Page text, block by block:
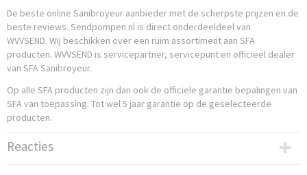
De beste online Sanibroyeur aanbieder met de scherpste prijzen en de
beste reviews. Sendpompen.nl is direct onderdeeldeel van
WVVSEND. Wij beschikken over een ruim assortiment aan SFA
producten. WVVSEND is servicepartner, servicepunt en officieel dealer
van SFA Sanibroyeur.
Op alle SFA producten zijn dan ook de officiele garantie bepalingen van
SFA van toepassing. Tot wel 5 jaar garantie op de geselecteerde
producten.
Reacties